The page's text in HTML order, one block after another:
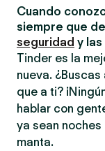
Cuando
siempre que
seguridad y las
Tinder es la
nueva.
que a ti?
hablar con
ya sean
manta.